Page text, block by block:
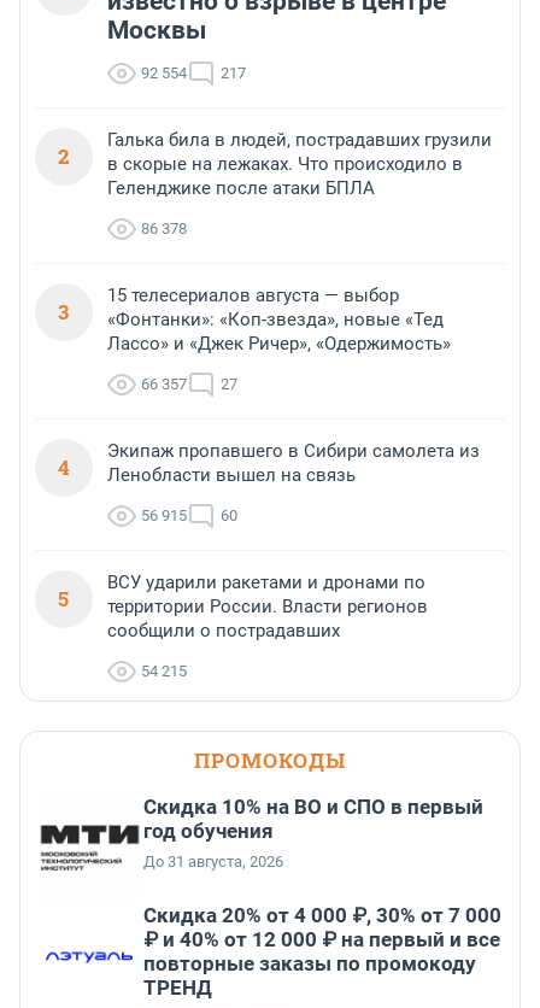
Москвы
92 554 217
2
Галька била в людей, пострадавших грузили
в скорые на лежаках. Что происходило в
Геленджике после атаки БПЛА
86 378
3
15 телесериалов августа — выбор
«Фонтанки»: «Коп-звезда», новые «Тед
Лассо» и «Джек Ричер», «Одержимость»
66 357 27
4
Экипаж пропавшего в Сибири самолета из
Ленобласти вышел на связь
56 915 60
5
ВСУ ударили ракетами и дронами по
территории России. Власти регионов
сообщили о пострадавших
54 215
ПРОМОКОДЫ
Скидка 10% на ВО и СПО в первый
год обучения
До 31 августа, 2026
Скидка 20% от 4 000 ₽, 30% от 7 000
₽ и 40% от 12 000 ₽ на первый и все
повторные заказы по промокоду
ТРЕНД